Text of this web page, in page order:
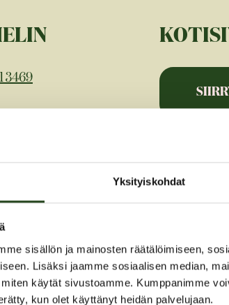
Yksityiskohdat
sisällön ja mainosten räätälöimiseen,
Lisäksi jaamme sosiaalisen median,
käytät sivustoamme. Kumppanimme
kun olet käyttänyt heidän palvelujaan.
3469